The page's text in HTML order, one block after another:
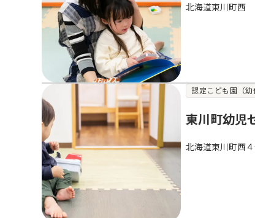
北海道東川町西
認定こども園（幼
東川町幼児
北海道東川町西